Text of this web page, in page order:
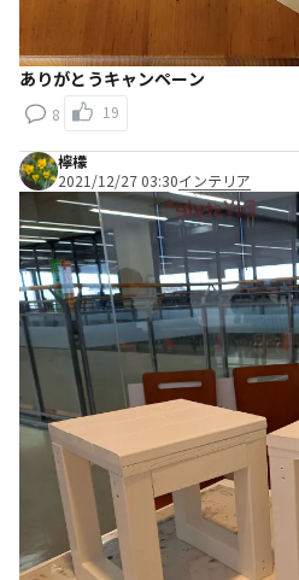
ありがとうキャンペーン
8 19
檸檬
2021/12/27 03:30インテリア